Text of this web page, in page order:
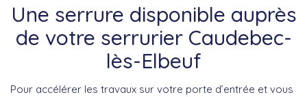
Une serrure disponible auprès
de votre serrurier Caudebec-
lès-Elbeuf
Pour accélérer les travaux sur votre porte d’entrée et vous